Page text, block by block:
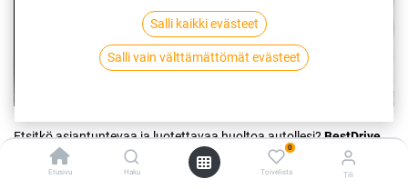
Etusivu Haku
0
Toivelista Tili
Etsitkö asiantuntevaa ja luotettavaa huoltoa autollesi?BestDrive
autonhuolto Espoo tarjoaa korkealaatuista huoltopalvelua, joka
vastaa merkkihuollon standardeja mutta on
Salli kaikki evästeet
Salli vain välttämättömät evästeet